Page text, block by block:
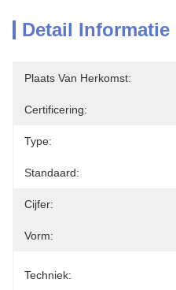
Detail Informatie
Plaats Van Herkomst:
Certificering:
Type:
Standaard:
Cijfer:
Vorm:
Techniek: